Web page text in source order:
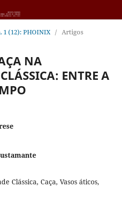
1 (12): PHOINIX / Artigos
NA
ENTRE A
Clássica, Caça, Vasos áticos,